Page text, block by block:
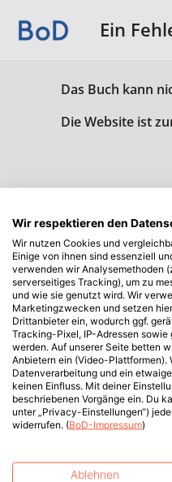
Ein
Das Buch kann
Die Website ist
Wir respektieren den
Wir nutzen Cookies und
Einige von ihnen sind essenziell
verwenden wir Analysemethoden
serverseitiges Tracking), um zu
und wie sie genutzt wird. Wir
Marketingzwecken und setzen
Drittanbieter ein, wodurch ggf.
Tracking-Pixel, IP-Adressen
werden. Auf unserer Seite betten
Anbietern ein (Video-Plattformen).
Datenverarbeitung und ein
keinen Einfluss. Mit deiner
beschriebenen Vorgänge ein. Du
unter „Privacy-Einstellungen“)
widerrufen. (BoD-Impressum)
Ablehnen